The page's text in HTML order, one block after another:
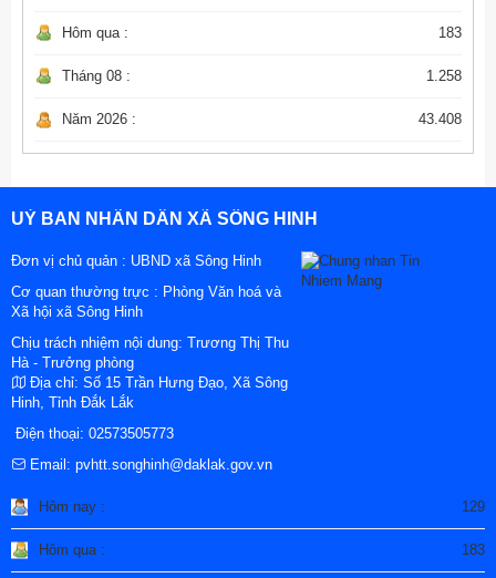
Hôm qua : 183
Tháng 08 : 1.258
Năm 2026 : 43.408
UỶ BAN NHÂN DÂN XÃ SÔNG HINH
Đơn vị chủ quản : UBND xã Sông Hinh
Cơ quan thường trực : Phòng Văn hoá và
Xã hội xã Sông Hinh
Chịu trách nhiệm nội dung: Trương Thị Thu
Hà - Trưởng phòng
Địa chỉ: Số 15 Trần Hưng Đạo, Xã Sông
Hinh, Tỉnh Đắk Lắk
Điện thoại: 02573505773
Email: pvhtt.songhinh@daklak.gov.vn
Hôm nay : 129
Hôm qua : 183